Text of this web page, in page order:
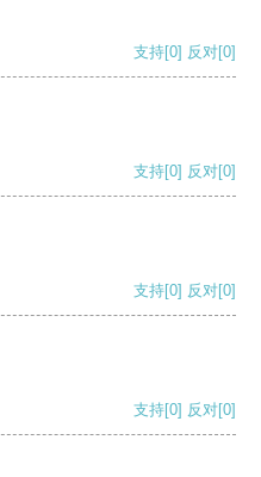
支持[0] 反对[0]
支持[0] 反对[0]
支持[0] 反对[0]
支持[0] 反对[0]